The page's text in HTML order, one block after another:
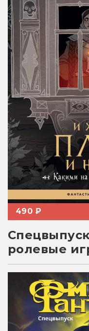
490 ₽
ролевые